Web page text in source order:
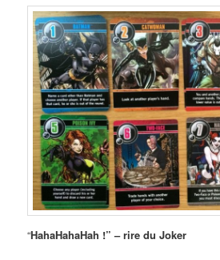
“HahaHahaHah !” – rire du Joker